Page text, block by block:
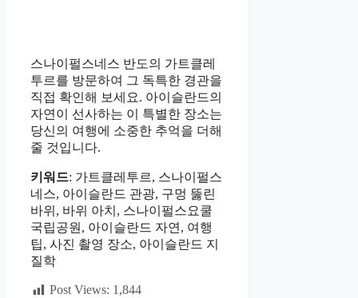
스나이펄스네스 반도의 가트클레
투르를 방문하여 그 독특한 경관을
직접 확인해 보세요. 아이슬란드의
자연이 선사하는 이 특별한 장소는
당신의 여행에 소중한 추억을 더해
줄 것입니다.
키워드: 가트클레투르, 스나이펄스
네스, 아이슬란드 관광, 구멍 뚫린
바위, 바위 아치, 스나이펄스요쿨
국립공원, 아이슬란드 자연, 여행
팁, 사진 촬영 장소, 아이슬란드 지
질학
Post Views: 1,844